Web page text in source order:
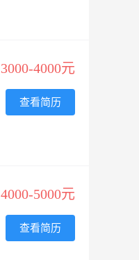
3000-4000元
查看简历
4000-5000元
查看简历